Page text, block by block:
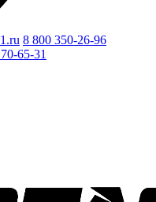
8 800 350-26-96
65-31